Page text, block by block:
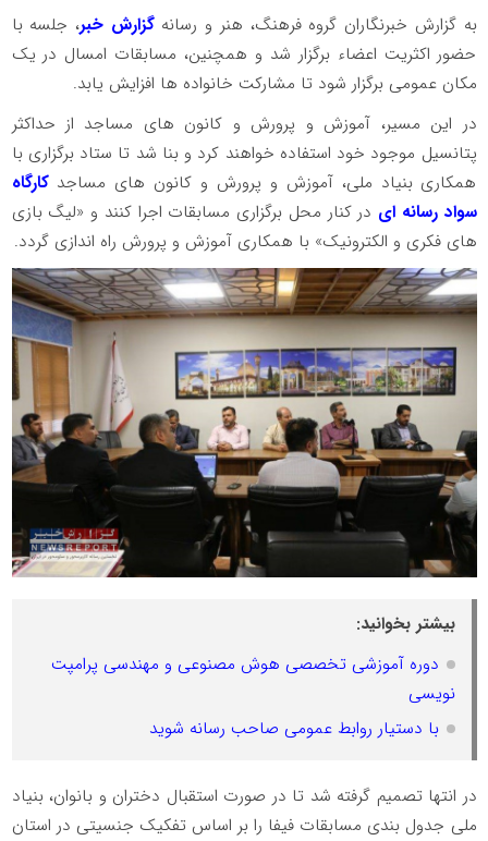
به گزارش خبرنگاران گروه فرهنگ، هنر و رسانه گزارش خبر، جلسه با
حضور اکثریت اعضاء برگزار شد و همچنین، مسابقات امسال در یک
مکان عمومی برگزار شود تا مشارکت خانواده ها افزایش یابد.
در این مسیر، آموزش و پرورش و کانون های مساجد از حداکثر
پتانسیل موجود خود استفاده خواهند کرد و بنا شد تا ستاد برگزاری با
همکاری بنیاد ملی، آموزش و پرورش و کانون های مساجدکارگاه
سواد رسانه ای در کنار محل برگزاری مسابقات اجرا کنند و «لیگ بازی
های فکری و الکترونیک» با همکاری آموزش و پرورش راه اندازی گردد.
بیشتر بخوانید:
دوره آموزشی تخصصی هوش مصنوعی و مهندسی پرامپت
نویسی
با دستیار روابط عمومی صاحب رسانه شوید
در انتها تصمیم گرفته شد تا در صورت استقبال دختران و بانوان، بنیاد
ملی جدول بندی مسابقات فیفا را بر اساس تفکیک جنسیتی در استان